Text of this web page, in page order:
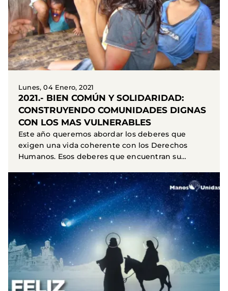
Lunes, 04 Enero, 2021
2021.- BIEN COMÚN Y SOLIDARIDAD:
CONSTRUYENDO COMUNIDADES DIGNAS
CON LOS MAS VULNERABLES
Este año queremos abordar los deberes que
exigen una vida coherente con los Derechos
Humanos. Esos deberes que encuentran su